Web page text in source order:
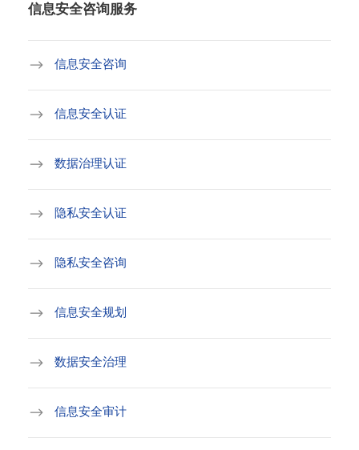
信息安全咨询服务
信息安全咨询
信息安全认证
数据治理认证
隐私安全认证
隐私安全咨询
信息安全规划
数据安全治理
信息安全审计